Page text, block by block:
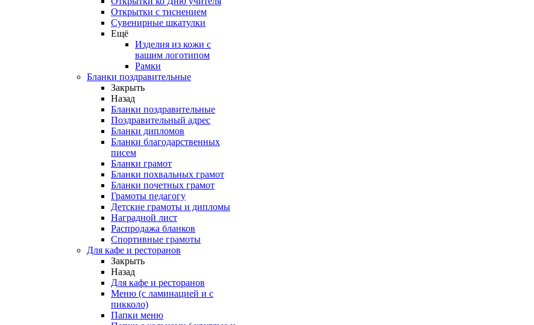
Открытки с тиснением
Сувенирные шкатулки
Ещё
Изделия из кожи с
вашим логотипом
Рамки
Бланки поздравительные
Закрыть
Назад
Бланки поздравительные
Поздравительный адрес
Бланки дипломов
Бланки благодарственных
писем
Бланки грамот
Бланки похвальных грамот
Бланки почетных грамот
Грамоты педагогу
Детские грамоты и дипломы
Наградной лист
Распродажа бланков
Спортивные грамоты
Для кафе и ресторанов
Закрыть
Назад
Для кафе и ресторанов
Меню (с ламинацией и с
пикколо)
Папки меню